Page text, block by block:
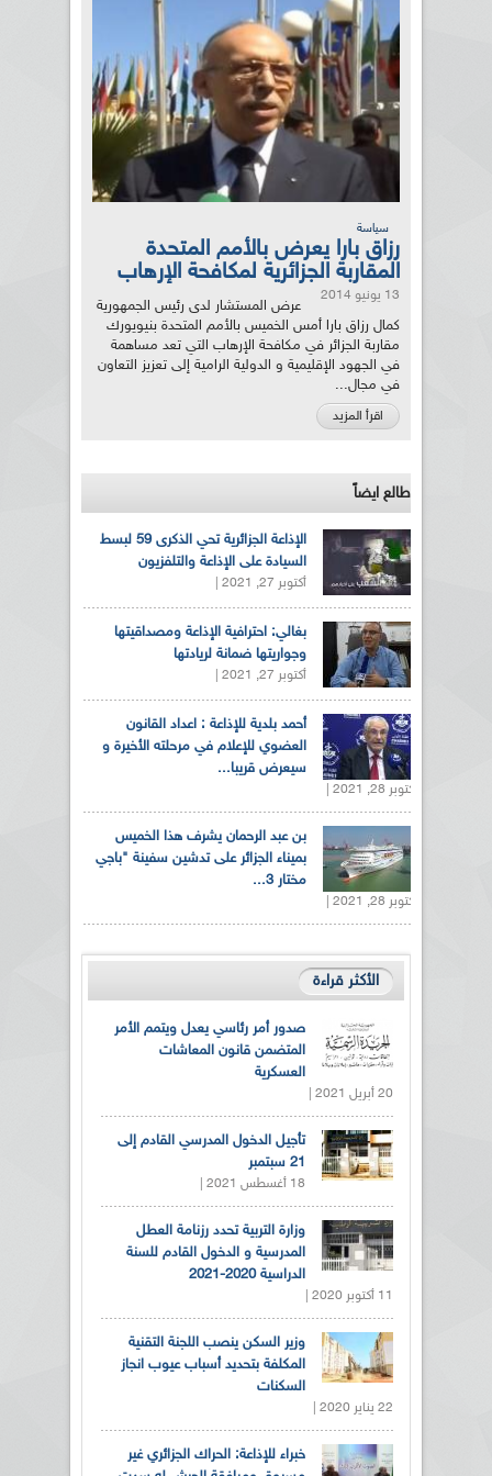
سياسة
رزاق بارا يعرض بالأمم المتحدة
المقاربة الجزائرية لمكافحة الإرهاب
13 يونيو 2014
عرض المستشار لدى رئيس الجمهورية
كمال رزاق بارا أمس الخميس بالأمم المتحدة بنيويورك
مقاربة الجزائر في مكافحة الإرهاب التي تعد مساهمة
في الجهود الإقليمية و الدولية الرامية إلى تعزيز التعاون
في مجال...
اقرأ المزيد
طالع ايضاً
الإذاعة الجزائرية تحي الذكرى 59 لبسط
السيادة على الإذاعة والتلفزيون
أكتوبر 27, 2021 |
بغالي: احترافية الإذاعة ومصداقيتها
وجواريتها ضمانة لريادتها
أكتوبر 27, 2021 |
أحمد بلدية للإذاعة : اعداد القانون
العضوي للإعلام في مرحلته الأخيرة و
سيعرض قريبا...
أكتوبر 28, 2021 |
بن عبد الرحمان يشرف هذا الخميس
بميناء الجزائر على تدشين سفينة "باجي
مختار 3...
أكتوبر 28, 2021 |
الأكثر قراءة
صدور أمر رئاسي يعدل ويتمم الأمر
المتضمن قانون المعاشات
العسكرية
20 أبريل 2021 |
تأجيل الدخول المدرسي القادم إلى
21 سبتمبر
18 أغسطس 2021 |
وزارة التربية تحدد رزنامة العطل
المدرسية و الدخول القادم للسنة
الدراسية 2020-2021
11 أكتوبر 2020 |
وزير السكن ينصب اللجنة التقنية
المكلفة بتحديد أسباب عيوب انجاز
السكنات
22 يناير 2020 |
خبراء للإذاعة: الحراك الجزائري غير